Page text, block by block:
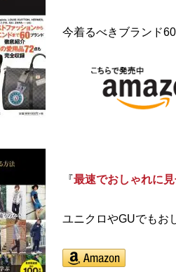
今着るべきブランド
『最速でおしゃれに
ユニクロやGUでもお